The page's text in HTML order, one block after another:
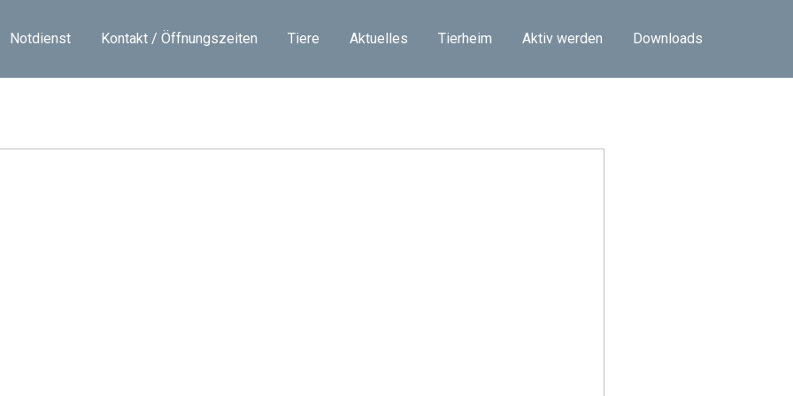
Notdienst Kontakt / Öffnungszeiten Tiere Aktuelles Tierheim Aktiv werden Downloads